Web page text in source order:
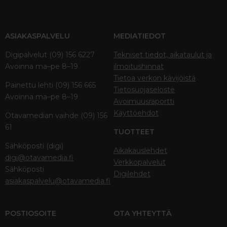
ASIAKASPALVELU
Digipalvelut (09) 156 6227
Avoinna ma–pe 8–19
Painettu lehti (09) 156 665
Avoinna ma–pe 8–19
Otavamedian vaihde (09) 156
61
Sähköposti (digi)
digi@otavamedia.fi
Sähköposti
asiakaspalvelu@otavamedia.fi
MEDIATIEDOT
Tekniset tiedot, aikataulut ja
ilmoitushinnat
Tietoa verkon kävijöistä
Tietosuojaseloste
Avoimuusraportti
Käyttöehdot
TUOTTEET
Aikakauslehdet
Verkkopalvelut
Digilehdet
POSTIOSOITE OTA YHTEYTTÄ